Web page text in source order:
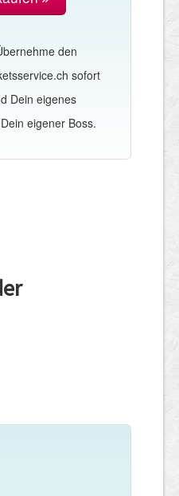
den
sofort
Dein eigenes
eigener Boss.